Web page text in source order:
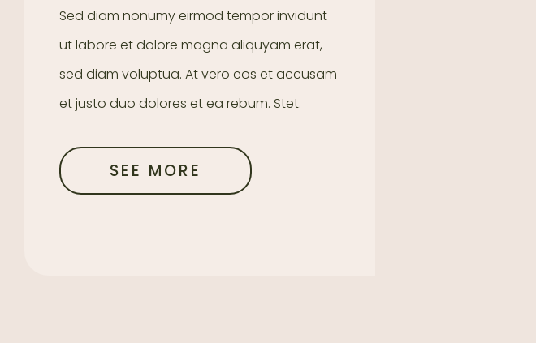
Sed diam nonumy eirmod tempor invidunt
ut labore et dolore magna aliquyam erat,
sed diam voluptua. At vero eos et accusam
et justo duo dolores et ea rebum. Stet.
SEE MORE